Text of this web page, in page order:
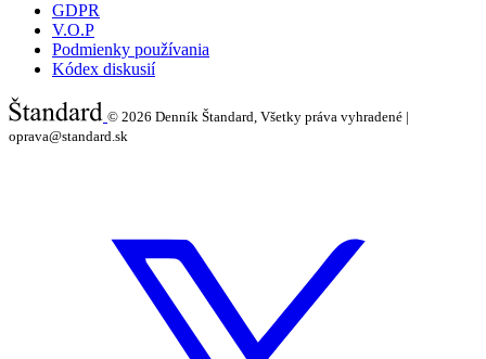
GDPR
V.O.P
Podmienky používania
Kódex diskusií
© 2026 Denník Štandard, Všetky práva vyhradené |
oprava@standard.sk